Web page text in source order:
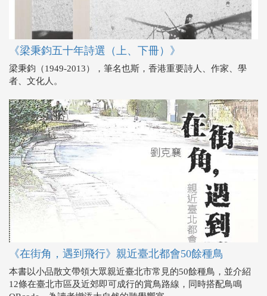
《梁秉鈞五十年詩選（上、下冊）》
梁秉鈞（1949-2013），筆名也斯，香港重要詩人、作家、學
者、文化人。
《在街角，遇到飛行》親近臺北都會50餘種鳥
本書以小品散文帶領大眾親近臺北市常見的50餘種鳥，並介紹
12條在臺北市區及近郊即可成行的賞鳥路線，同時搭配鳥鳴